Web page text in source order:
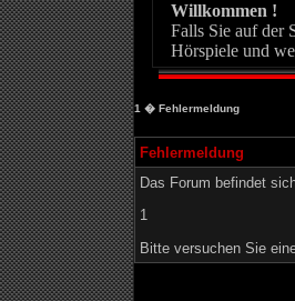
Willkommen !
Falls Sie auf der
Hörspiele und
1 � Fehlermeldung
Fehlermeldung
Das Forum befindet
1
Bitte versuchen Sie